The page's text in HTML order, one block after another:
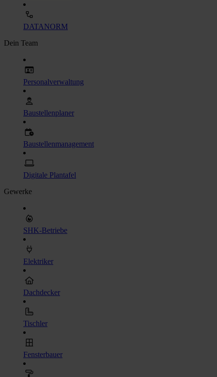
DATANORM
Dein Team
Personalverwaltung
Baustellenplaner
Baustellenmanagement
Digitale Plantafel
Gewerke
SHK-Betriebe
Elektriker
Dachdecker
Tischler
Fensterbauer